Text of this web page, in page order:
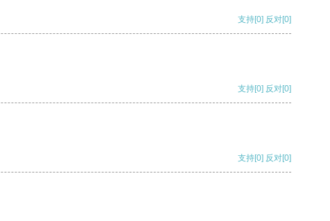
支持[0] 反对[0]
支持[0] 反对[0]
支持[0] 反对[0]